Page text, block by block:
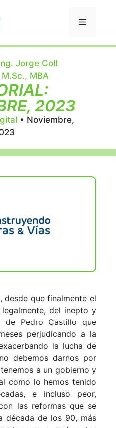
Menú
Jorge Coll
MBA
2023
• Noviembre,
desde que finalmente el
legalmente, del inepto y
de Pedro Castillo que
perjudicando a la
la lucha de
debemos darnos por
a un gobierno y
como lo hemos tenido
e incluso peor,
las reformas que se
década de los 90, más